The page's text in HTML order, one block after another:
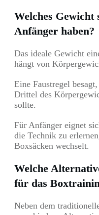
Welches
Anfänger haben?
Das ideale Gewicht
hängt von
Eine Faustregel
Drittel des
sollte.
Für Anfänger eignet
die Technik zu
Boxsäcken wechselt.
Welche
für das
Neben dem